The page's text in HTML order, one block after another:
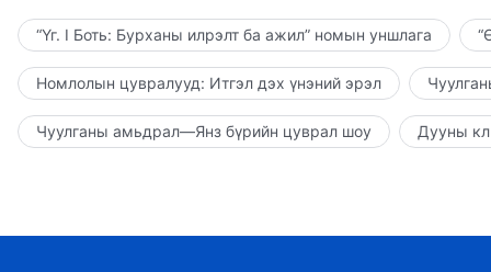
“Үг. I Боть: Бурханы илрэлт ба ажил” номын уншлага
Номлолын цувралууд: Итгэл дэх үнэний эрэл
Чуулганы амьдрал—Янз бүрийн цуврал шоу Дууны